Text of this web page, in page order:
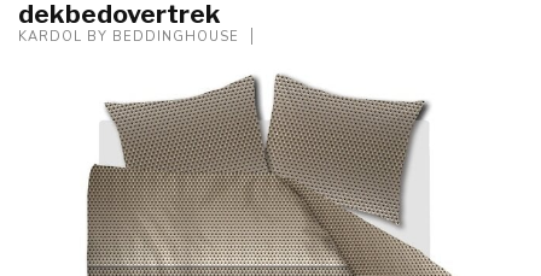
dekbedovertrek
KARDOL BY BEDDINGHOUSE